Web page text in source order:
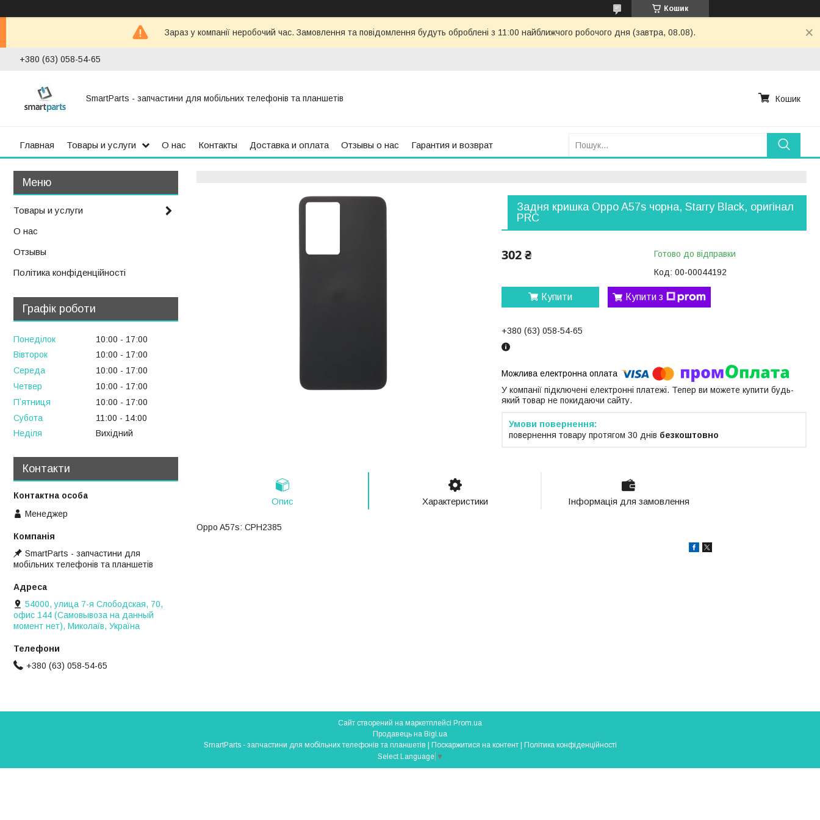
Кошик
Зараз у компанії неробочий час. Замовлення та повідомлення будуть оброблені з 11:00 найближчого робочого дня (завтра, 08.08).
+380 (63) 058-54-65
SmartParts - запчастини для мобільних телефонів та планшетів Кошик
Главная Товары и услуги О нас Контакты Доставка и оплата Отзывы о нас Гарантия и возврат
Задня кришка Oppo A57s чорна, Starry Black, оригінал
PRC
302 ₴
Готово до відправки
Код: 00-00044192
Купити Купити з
+380 (63) 058-54-65
У компанії підключені електронні платежі. Тепер ви можете купити будь-
який товар не покидаючи сайту.
повернення товару протягом 30 днів безкоштовно
Опис Характеристики Інформація для замовлення
Oppo A57s: CPH2385
Товары и услуги
О нас
Отзывы
Політика конфіденційності
Графік роботи
Понеділок 10:00
17:00
Вівторок
10:00
17:00
Середа
10:00
17:00
Четвер
10:00
17:00
Пʼятниця
10:00
17:00
Субота
11:00
14:00
Неділя
Вихідний
Контакти
Менеджер
SmartParts - запчастини для
мобільних телефонів та планшетів
54000, улица 7-я Слободская, 70,
офис 144 (Самовывоза на данный
момент нет), Миколаїв, Україна
+380 (63) 058-54-65
Сайт створений на маркетплейсі Prom.ua
Продавець на Bigl.ua
SmartParts - запчастини для мобільних телефонів та планшетів | Поскаржитися на контент | Політика конфіденційності
Select Language ▼